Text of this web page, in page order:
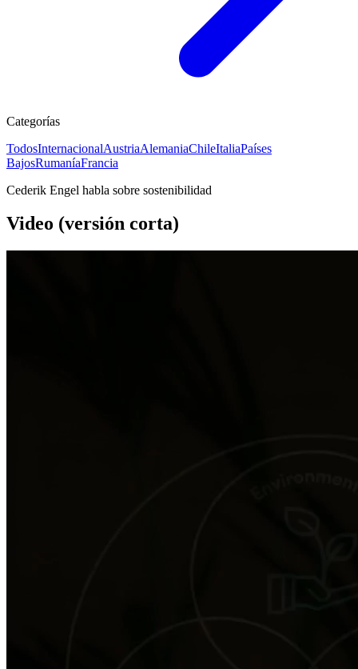
Categorías
TodosInternacionalAustriaAlemaniaChileItaliaPaíses
BajosRumaníaFrancia
Cederik Engel habla sobre sostenibilidad
Video (versión corta)